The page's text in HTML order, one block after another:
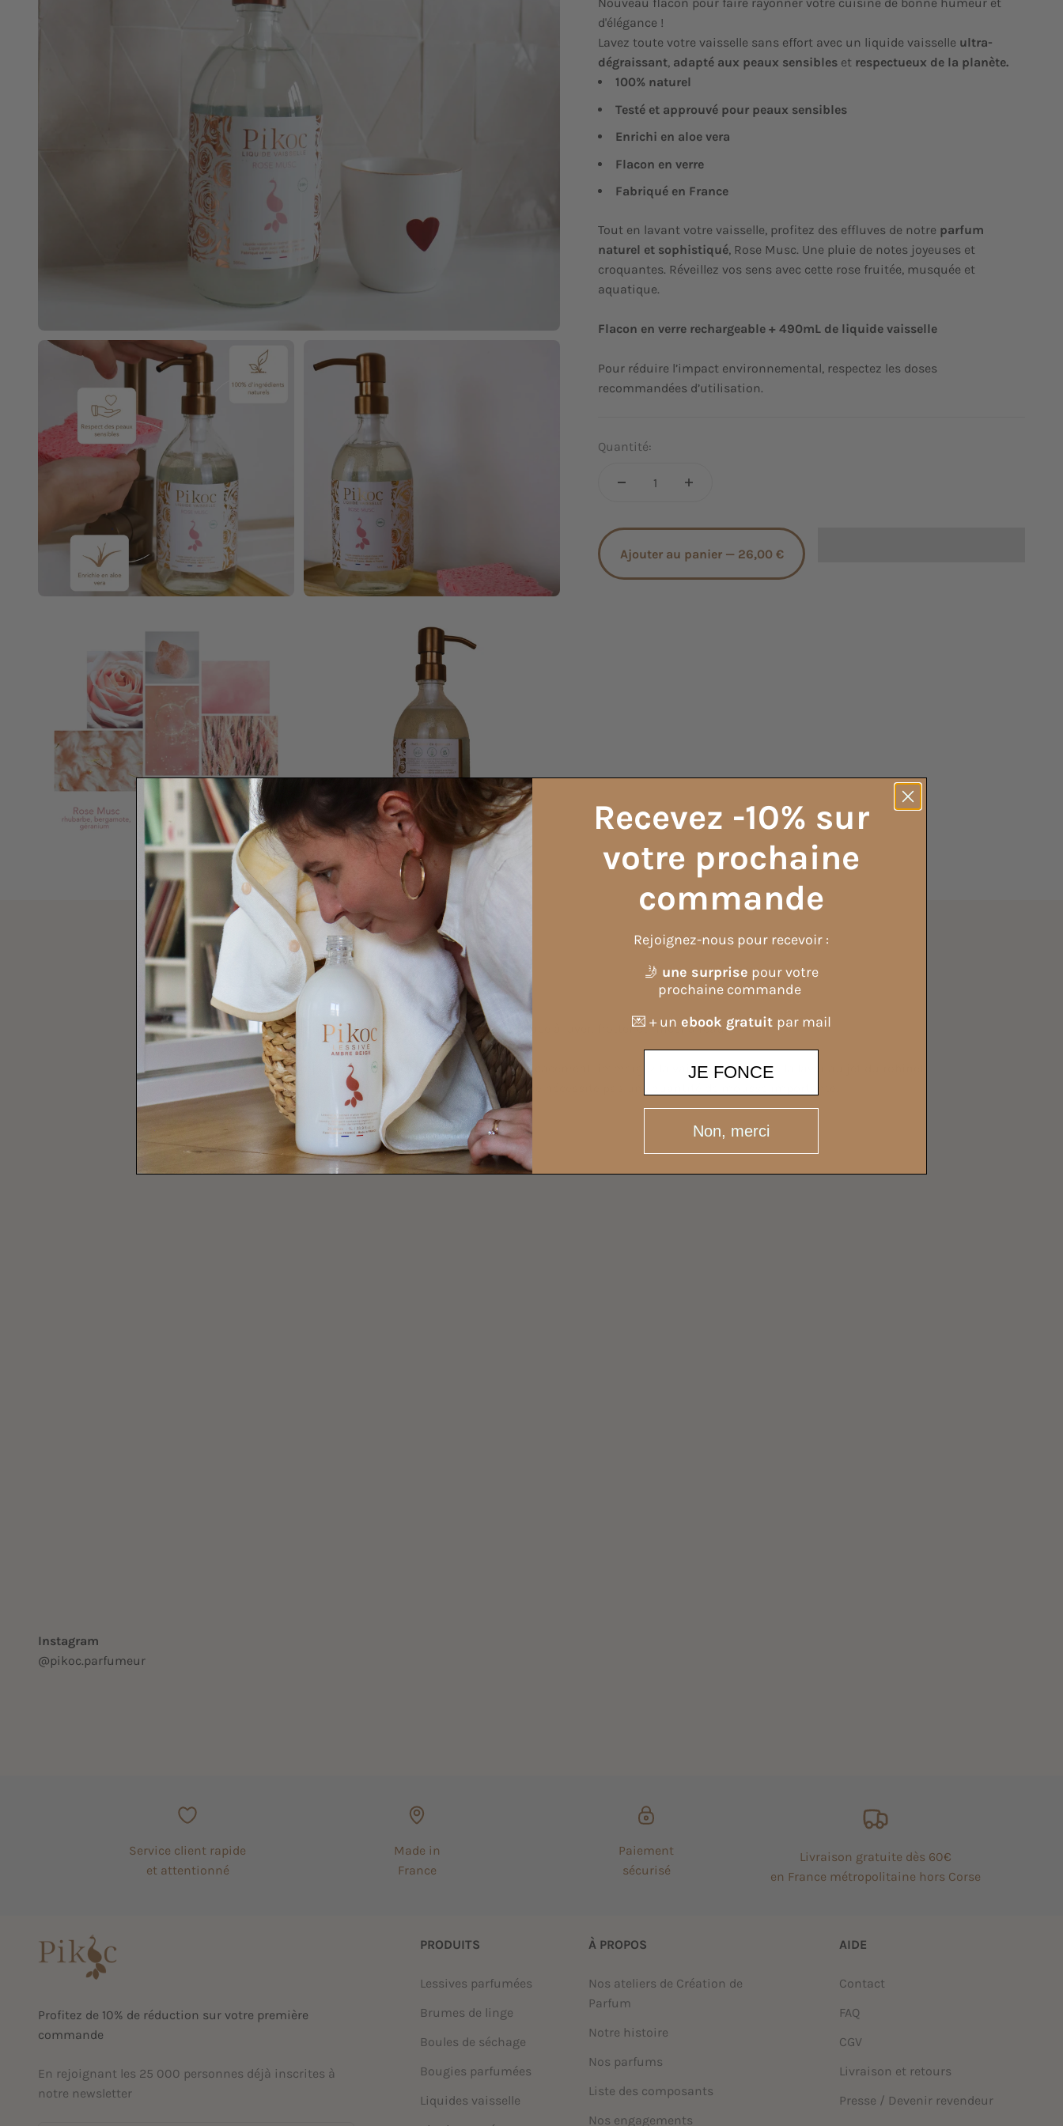
d'élégance !
Lavez toute votre vaisselle sans effort avec un liquide vaisselle ultra-
dégraissant, adapté aux peaux sensibles et respectueux de la planète.
100% naturel
Testé et approuvé pour peaux sensibles
Enrichi en aloe vera
Flacon en verre
Fabriqué en France
Tout en lavant votre vaisselle, profitez des effluves de notre parfum
naturel et sophistiqué, Rose Musc. Une pluie de notes joyeuses et
croquantes. Réveillez vos sens avec cette rose fruitée, musquée et
aquatique.
Flacon en verre rechargeable + 490mL de liquide vaisselle
Pour réduire l’impact environnemental, respectez les doses
recommandées d’utilisation.
Quantité:
Ajouter au panier — 26,00 €
Conseil d'utilisation
Quelques gouttes sur une éponge humide ou directement sur la surface à laver, frotter et rincer à l'eau.
ECO-CONSEILS : Afin d’économiser l’eau et l’énergie tout en lavant efficacement, immergez la vaisselle au lieu de la laver au jet du robinet
et respectez les doses de produit recommandées. Un lavage efficace ne nécessite pas une quantité de mousse importante.
TOUS NOS VINAIGRES MÉNAGERS TOUTES NOS LESSIVES
Instagram
Service client rapide
et attentionné
Made in
France
Paiement
sécurisé
Livraison gratuite dès 60€
en France métropolitaine hors Corse
Profitez de 10% de réduction sur votre première
commande
En rejoignant les 25 000 personnes déjà inscrites à
notre newsletter
PRODUITS
Lessives parfumées
Brumes de linge
Boules de séchage
Bougies parfumées
Liquides vaisselle
À PROPOS
Nos ateliers de Création de
Parfum
Notre histoire
Nos parfums
Liste des composants
Nos engagements
AIDE
Contact
FAQ
CGV
Livraison et retours
Presse / Devenir revendeur
Recevez -10% sur
votre prochaine
commande
Rejoignez-nous pour recevoir :
🤳 une surprise pour votre
prochaine commande
💌 + un ebook gratuit par mail
JE FONCE
Non, merci